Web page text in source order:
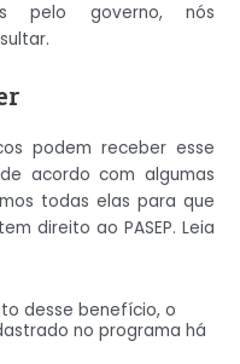
pelo governo, nós
podem receber esse
acordo com algumas
todas elas para que
direito ao PASEP. Leia
desse benefício, o
no programa há